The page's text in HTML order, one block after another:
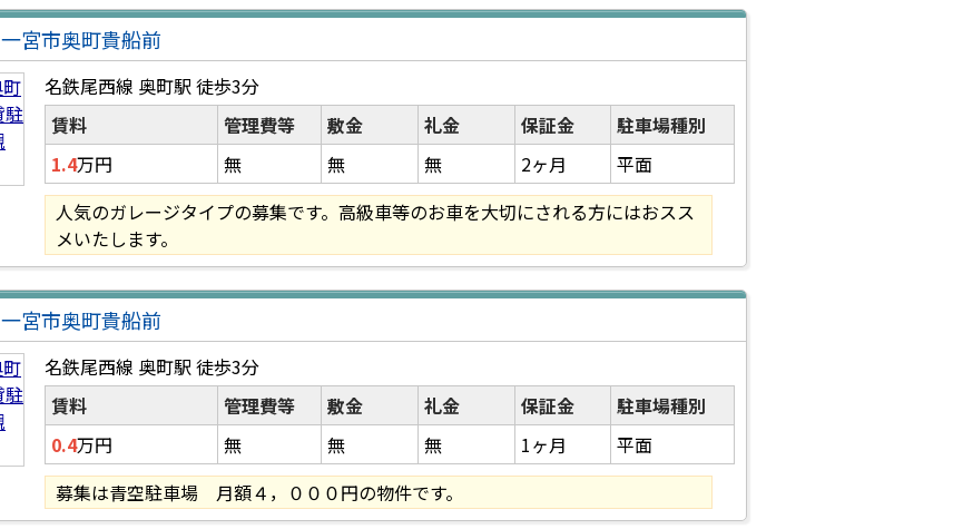
一宮市奥町貴船前
名鉄尾西線 奥町駅徒歩3分
賃料
管理費等 敷金 礼金 保証金
駐車場種別
1.4万円 無 無 無 2ヶ月
平面
人気のガレージタイプの募集です。高級車等のお車を大切にされる方にはおスス
メいたします。
一宮市奥町貴船前
名鉄尾西線 奥町駅徒歩3分
賃料
管理費等 敷金 礼金 保証金
駐車場種別
0.4万円 無 無 無 1ヶ月
平面
募集は青空駐車場 月額４，０００円の物件です。